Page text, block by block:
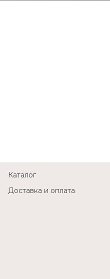
Каталог
Доставка и оплата